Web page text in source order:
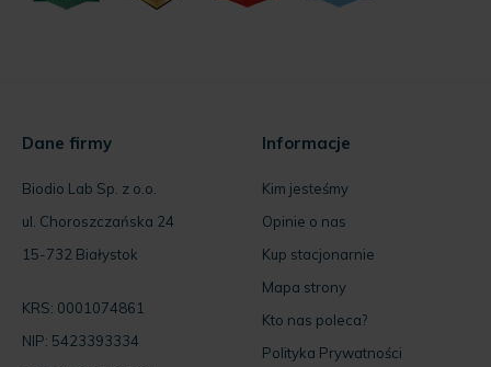
Dane firmy
Biodio Lab Sp. z o.o.
ul. Choroszczańska 24
15-732 Białystok
KRS: 0001074861
NIP: 5423393334
Informacje
Kim jesteśmy
Opinie o nas
Kup stacjonarnie
Mapa strony
Kto nas poleca?
Polityka Prywatności